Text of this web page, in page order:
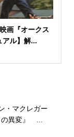
画『オークス
ル】解...
・マクレガー
異変』 ...